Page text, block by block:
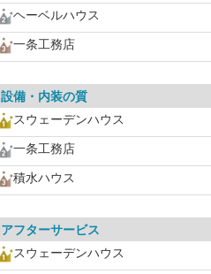
ヘーベルハウス
一条工務店
設備・内装の質
スウェーデンハウス
一条工務店
積水ハウス
アフターサービス
スウェーデンハウス